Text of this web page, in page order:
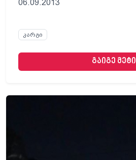
06.09.2013
კარგი
გაიგე მეტი